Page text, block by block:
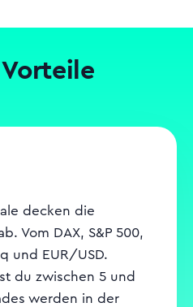
decken die
Vom DAX, S&P 500,
und EUR/USD.
du zwischen 5 und
werden in der